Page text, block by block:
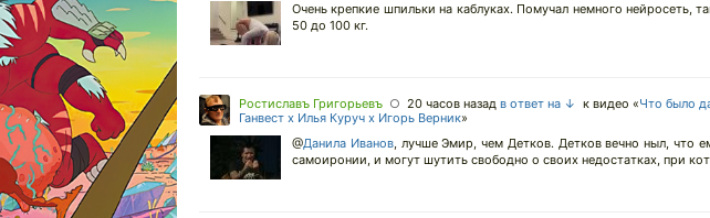
Очень крепкие шпильки на каблуках. Помучал немного нейросеть,
50 до 100 кг.
Ростиславъ Григорьевъ ○ 20 часов назад в ответ на ↓ к видео «Что было
Ганвест х Илья Куруч х Игорь Верник»
@Данила Иванов,лучше Эмир, чем Детков. Детков вечно ныл, что
самоиронии, и могут шутить свободно о своих недостатках, при